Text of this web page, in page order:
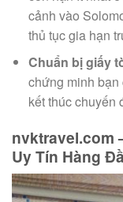
cảnh vào
thủ tục gia hạn
Chuẩn bị giấy
chứng minh
kết thúc chuyến
nvktravel.com
Uy Tín Hàng